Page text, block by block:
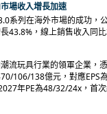
場收入增長加速
系列在海外市場的成功，
43.8%，線上銷售收入同
流玩具行業的領軍企業，
106/138億元，對應EPS
年PE為48/32/24x，首次